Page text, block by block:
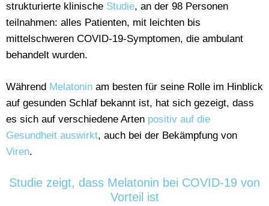
strukturierte klinische Studie, an der 98 Personen
teilnahmen: alles Patienten, mit leichten bis
mittelschweren COVID-19-Symptomen, die ambulant
behandelt wurden.
Während Melatonin am besten für seine Rolle im Hinblick
auf gesunden Schlaf bekannt ist, hat sich gezeigt, dass
es sich auf verschiedene Arten positiv auf die
Gesundheit auswirkt, auch bei der Bekämpfung von
Viren.
Studie zeigt, dass Melatonin bei COVID-19 von
Vorteil ist